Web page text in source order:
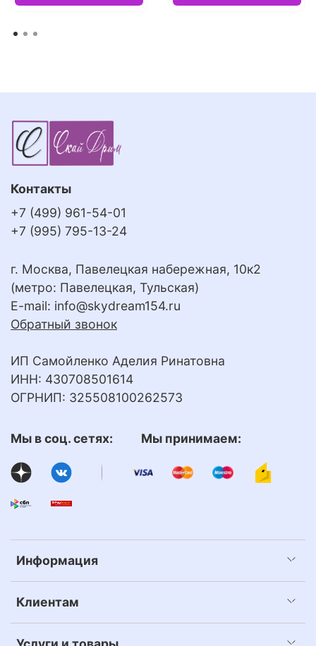
Информация
Клиентам
Контакты
+7 (499) 961-54-01
+7 (995) 795-13-24
г. Москва, Павелецкая набережная, 10к2
(метро: Павелецкая, Тульская)
E-mail: info@skydream154.ru
Обратный звонок
ИП Самойленко Аделия Ринатовна
ИНН: 430708501614
ОГРНИП: 325508100262573
Мы в соц. сетях: Мы принимаем: